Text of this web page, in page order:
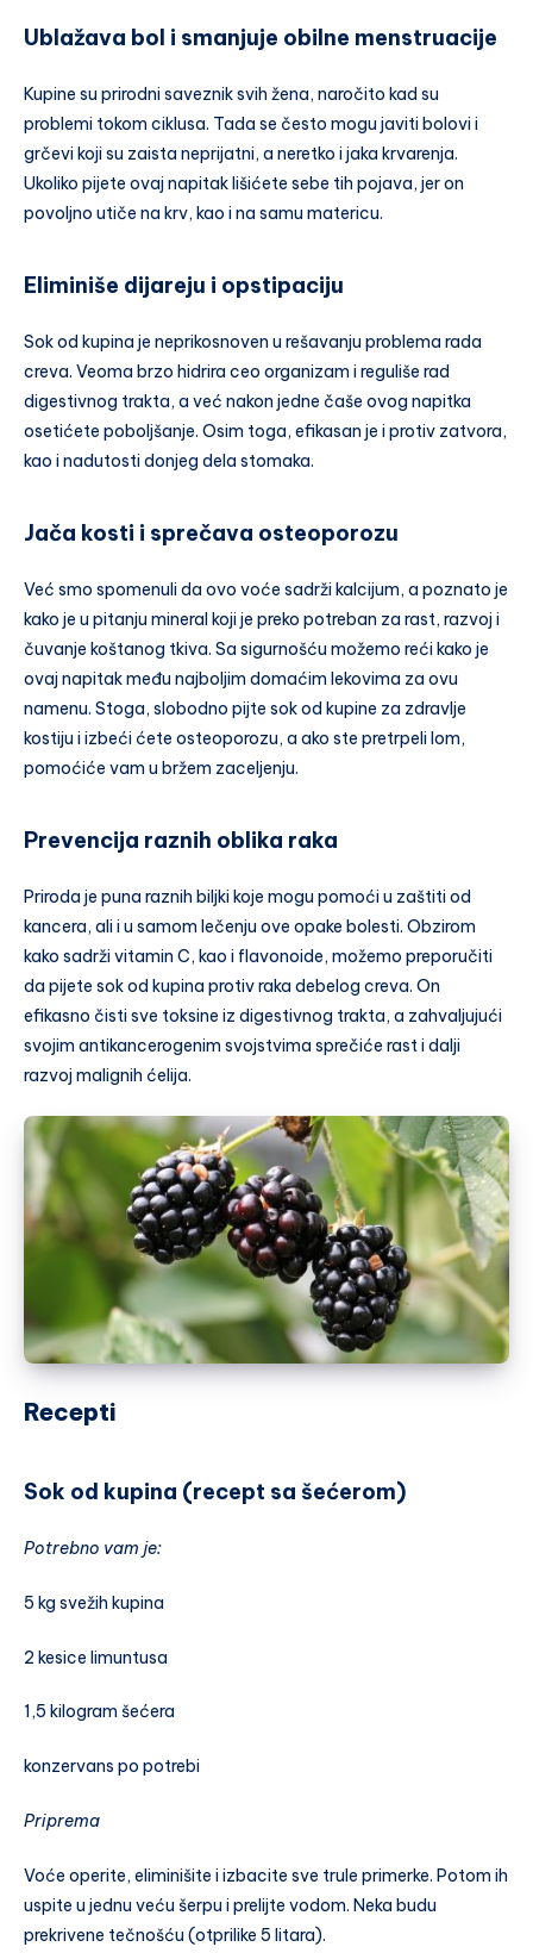
Ublažava bol i smanjuje obilne menstruacije
Kupine su prirodni saveznik svih žena, naročito kad su
problemi tokom ciklusa. Tada se često mogu javiti bolovi i
grčevi koji su zaista neprijatni, a neretko i jaka krvarenja.
Ukoliko pijete ovaj napitak lišićete sebe tih pojava, jer on
povoljno utiče na krv, kao i na samu matericu.
Eliminiše dijareju i opstipaciju
Sok od kupina je neprikosnoven u rešavanju problema rada
creva. Veoma brzo hidrira ceo organizam i reguliše rad
digestivnog trakta, a već nakon jedne čaše ovog napitka
osetićete poboljšanje. Osim toga, efikasan je i protiv zatvora,
kao i nadutosti donjeg dela stomaka.
Jača kosti i sprečava osteoporozu
Već smo spomenuli da ovo voće sadrži kalcijum, a poznato je
kako je u pitanju mineral koji je preko potreban za rast, razvoj i
čuvanje koštanog tkiva. Sa sigurnošću možemo reći kako je
ovaj napitak među najboljim domaćim lekovima za ovu
namenu. Stoga, slobodno pijte sok od kupine za zdravlje
kostiju i izbeći ćete osteoporozu, a ako ste pretrpeli lom,
pomoćiće vam u bržem zaceljenju.
Prevencija raznih oblika raka
Priroda je puna raznih biljki koje mogu pomoći u zaštiti od
kancera, ali i u samom lečenju ove opake bolesti. Obzirom
kako sadrži vitamin C, kao i flavonoide, možemo preporučiti
da pijete sok od kupina protiv raka debelog creva. On
efikasno čisti sve toksine iz digestivnog trakta, a zahvaljujući
svojim antikancerogenim svojstvima sprečiće rast i dalji
razvoj malignih ćelija.
Recepti
Sok od kupina (recept sa šećerom)
Potrebno vam je:
5 kg svežih kupina
2 kesice limuntusa
1,5 kilogram šećera
konzervans po potrebi
Priprema
Voće operite, eliminišite i izbacite sve trule primerke. Potom ih
uspite u jednu veću šerpu i prelijte vodom. Neka budu
prekrivene tečnošću (otprilike 5 litara).